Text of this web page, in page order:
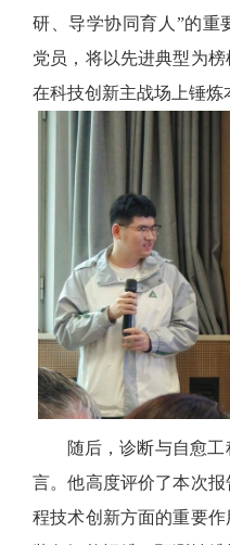
研、导学协同育人”的重
党员，将以先进典型为
在科技创新主战场上锤炼
随后，诊断与自愈
言。他高度评价了本次
程技术创新方面的重要